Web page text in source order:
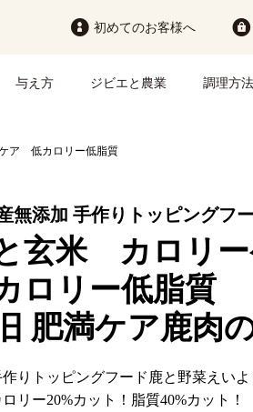
初めてのお客様へ
与え方 ジビエと農業 調理方法
ア 低カロリー低脂質
無添加 手作りトッピングフー
玄米 カロリー
ロリー低脂質
肥満ケア鹿肉
作りトッピングフード鹿と野菜えい
ロリー20%カット！脂質40%カット！